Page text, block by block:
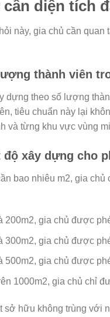
diện tích
này, gia chủ cần
thành viên
dựng theo số lượng
tiêu chuẩn này lại
và từng khu vực vùng
độ xây dựng cho
bao nhiêu m2, gia
200m2, gia chủ được
300m2, gia chủ được
500m2, gia chủ được
1000m2, gia chủ chỉ
sở hữu không trùng với